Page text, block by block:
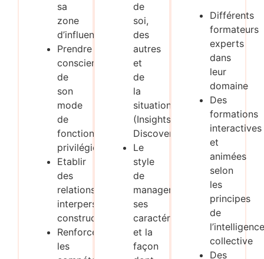
sa
zone
d’influence
Prendre
conscience
de
son
mode
de
fonctionnement
privilégié
Etablir
des
relations
interpersonnelles
constructives
Renforcer
les
de
soi,
des
autres
et
de
la
situation
(Insights
Discovery®)
Le
style
de
management,
ses
caractéristiques
et la
façon
Différents
formateurs
experts
dans
leur
domaine
Des
formations
interactives
et
animées
selon
les
principes
de
l’intelligence
collective
Des